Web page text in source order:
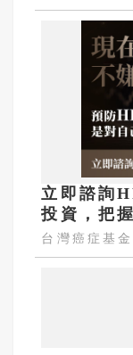
立即諮詢
投資，把
台灣癌症基